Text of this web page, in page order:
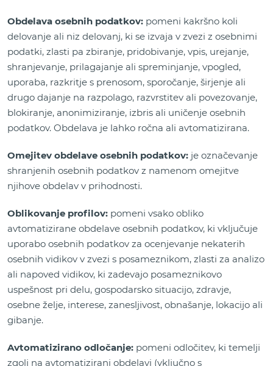
Obdelava osebnih podatkov: pomeni kakršno koli
delovanje ali niz delovanj, ki se izvaja v zvezi z osebnimi
podatki, zlasti pa zbiranje, pridobivanje, vpis, urejanje,
shranjevanje, prilagajanje ali spreminjanje, vpogled,
uporaba, razkritje s prenosom, sporočanje, širjenje ali
drugo dajanje na razpolago, razvrstitev ali povezovanje,
blokiranje, anonimiziranje, izbris ali uničenje osebnih
podatkov. Obdelava je lahko ročna ali avtomatizirana.
Omejitev obdelave osebnih podatkov: je označevanje
shranjenih osebnih podatkov z namenom omejitve
njihove obdelav v prihodnosti.
Oblikovanje profilov: pomeni vsako obliko
avtomatizirane obdelave osebnih podatkov, ki vključuje
uporabo osebnih podatkov za ocenjevanje nekaterih
osebnih vidikov v zvezi s posameznikom, zlasti za analizo
ali napoved vidikov, ki zadevajo posameznikovo
uspešnost pri delu, gospodarsko situacijo, zdravje,
osebne želje, interese, zanesljivost, obnašanje, lokacijo ali
gibanje.
Avtomatizirano odločanje: pomeni odločitev, ki temelji
zgolj na avtomatizirani obdelavi (vključno s